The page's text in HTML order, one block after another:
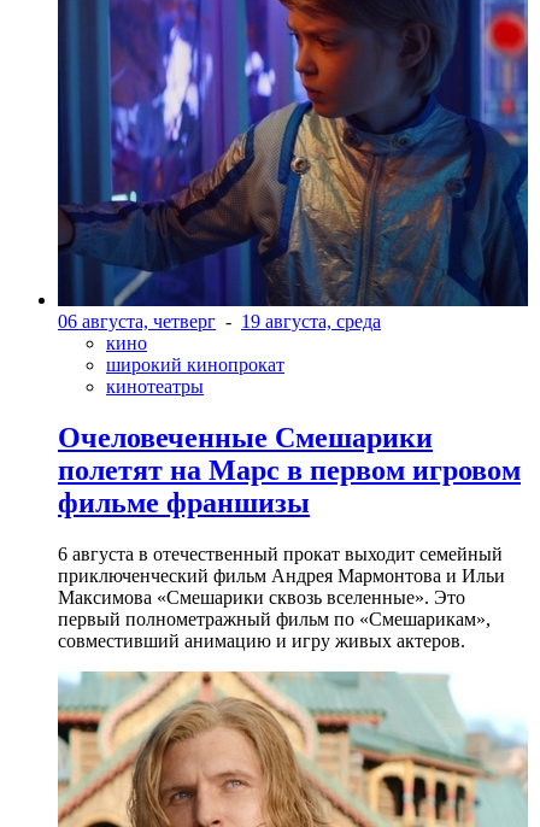
06 августа, четверг - 19 августа, среда
кино
широкий кинопрокат
кинотеатры
Очеловеченные Смешарики
полетят на Марс в первом игровом
фильме франшизы
6 августа в отечественный прокат выходит семейный
приключенческий фильм Андрея Мармонтова и Ильи
Максимова «Смешарики сквозь вселенные». Это
первый полнометражный фильм по «Смешарикам»,
совместивший анимацию и игру живых актеров.